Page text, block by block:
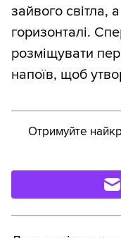
зайвого світла,
горизонталі.
розміщувати
напоїв, щоб
Отримуйте